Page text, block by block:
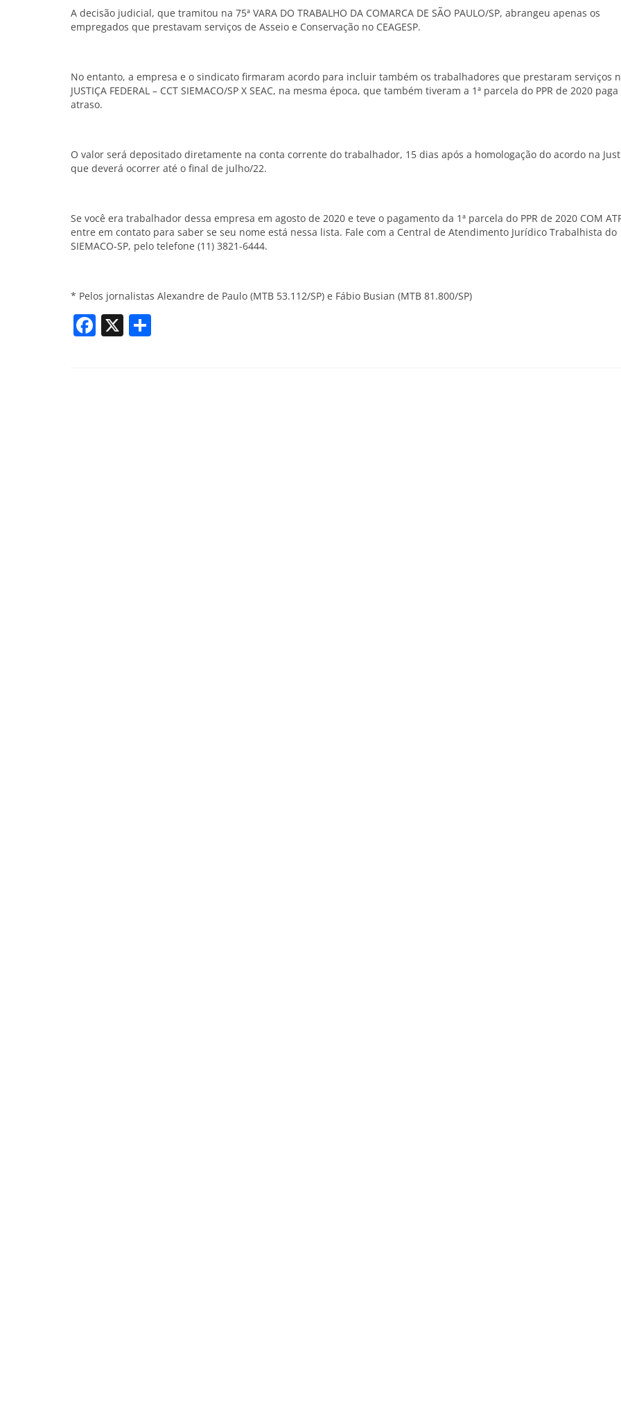
A decisão judicial, que tramitou na 75ª VARA DO TRABALHO DA COMARCA DE SÃO PAULO/SP, abrangeu apenas os
empregados que prestavam serviços de Asseio e Conservação no CEAGESP.
No entanto, a empresa e o sindicato firmaram acordo para incluir também os trabalhadores que prestaram serviços
JUSTIÇA FEDERAL – CCT SIEMACO/SP X SEAC, na mesma época, que também tiveram a 1ª parcela do PPR de 2020
atraso.
O valor será depositado diretamente na conta corrente do trabalhador, 15 dias após a homologação do acordo na
que deverá ocorrer até o final de julho/22.
Se você era trabalhador dessa empresa em agosto de 2020 e teve o pagamento da 1ª parcela do PPR de 2020 COM
entre em contato para saber se seu nome está nessa lista. Fale com a Central de Atendimento Jurídico Trabalhista do
SIEMACO-SP, pelo telefone (11) 3821-6444.
* Pelos jornalistas Alexandre de Paulo (MTB 53.112/SP) e Fábio Busian (MTB 81.800/SP)
Facebook
X